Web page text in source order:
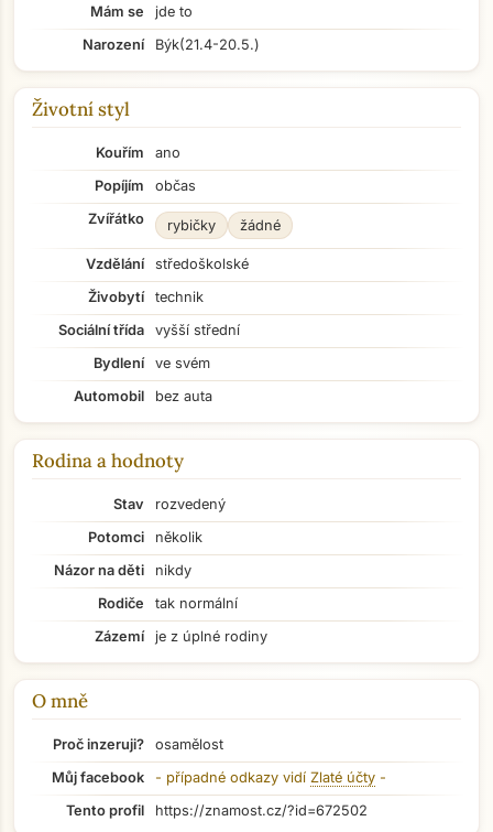
Mám se
jde to
Narození
Býk(21.4-20.5.)
Životní styl
Kouřím
ano
Popíjím
občas
Zvířátko
rybičky žádné
Vzdělání
středoškolské
Živobytí
technik
Sociální třída
vyšší střední
Bydlení
ve svém
Automobil
bez auta
Rodina a hodnoty
Stav
rozvedený
Potomci
několik
Názor na děti
nikdy
Rodiče
tak normální
Zázemí
je z úplné rodiny
O mně
Proč inzeruji?
osamělost
Můj facebook
- případné odkazy vidí Zlaté účty -
Tento profil
https://znamost.cz/?id=672502